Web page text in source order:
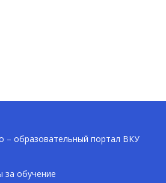
– образовательный портал ВКУ
за обучение